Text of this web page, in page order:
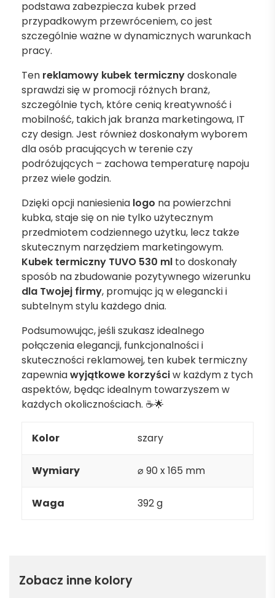
podstawa zabezpiecza kubek przed
przypadkowym przewróceniem, co jest
szczególnie ważne w dynamicznych warunkach
pracy.
Ten reklamowy kubek termicznydoskonale
sprawdzi się w promocji różnych branż,
szczególnie tych, które cenią kreatywność i
mobilność, takich jak branża marketingowa, IT
czy design. Jest również doskonałym wyborem
dla osób pracujących w terenie czy
podróżujących – zachowa temperaturę napoju
przez wiele godzin.
Dzięki opcji naniesienia logo na powierzchni
kubka, staje się on nie tylko użytecznym
przedmiotem codziennego użytku, lecz także
skutecznym narzędziem marketingowym.
Kubek termiczny TUVO 530 ml to doskonały
sposób na zbudowanie pozytywnego wizerunku
dla Twojej firmy, promując ją w elegancki i
subtelnym stylu każdego dnia.
Podsumowując, jeśli szukasz idealnego
połączenia elegancji, funkcjonalności i
skuteczności reklamowej, ten kubek termiczny
zapewniawyjątkowe korzyściw każdym z tych
aspektów, będąc idealnym towarzyszem w
każdych okolicznościach. ☕🌟
Kolor szary
Wymiary ⌀ 90 x 165 mm
Waga 392 g
Zobacz inne kolory